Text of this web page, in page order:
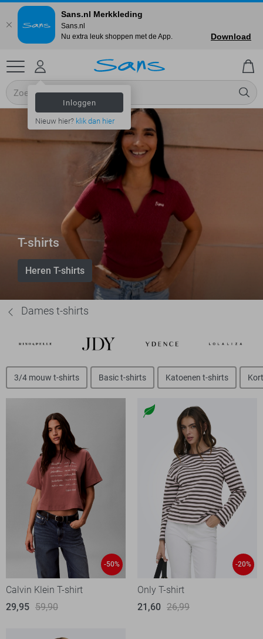
Inloggen
Nieuw hier? klik dan hier
T-shirts
Heren T-shirts
Dames t-shirts
3/4 mouw t-shirts Basic t-shirts Katoenen t-shirts
-50%
Calvin Klein T-shirt
29,95 59,90
-20%
Only T-shirt
21,60 26,99
Sans.nl Merkkleding
Sans.nl
Nu extra leuk shoppen met de App.
Download